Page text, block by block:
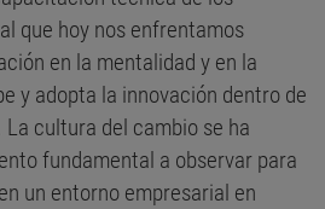
que hoy nos enfrentamos
en la mentalidad y en la
y adopta la innovación dentro de
cultura del cambio se ha
fundamental a observar para
un entorno empresarial en